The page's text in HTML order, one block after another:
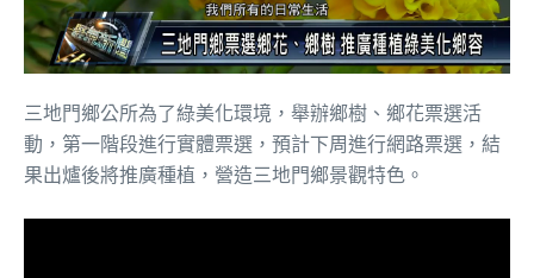
三地門鄉公所為了綠美化環境，舉辦鄉樹、鄉花票選活
動，第一階段進行實體票選，預計下周進行網路票選，結
果出爐後將推廣種植，營造三地門鄉景觀特色。